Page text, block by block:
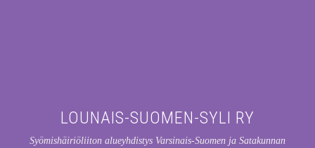
LOUNAIS-SUOMEN-SYLI RY
Syömishäiriöliiton alueyhdistys Varsinais-Suomen ja Satakunnan